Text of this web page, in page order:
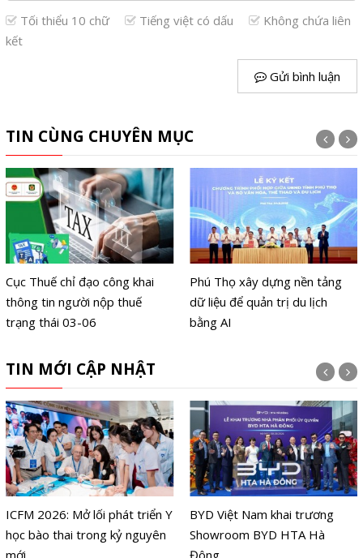
Tối thiểu 10 chữ Tiếng việt có dấu
Không chứa liên
kết
Gửi bình luận
TIN CÙNG CHUYÊN MỤC
Cục Thuế chỉ đạo công khai
thông tin người nộp thuế
trạng thái 03-06
Phú Thọ xây dựng nền tảng
dữ liệu để quản trị du lịch
bằng AI
TIN MỚI CẬP NHẬT
ICFM 2026: Mở lối phát triển Y
học bào thai trong kỷ nguyên
mới
BYD Việt Nam khai trương
Showroom BYD HTA Hà
Đông